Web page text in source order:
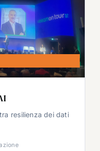
resilienza dei dati